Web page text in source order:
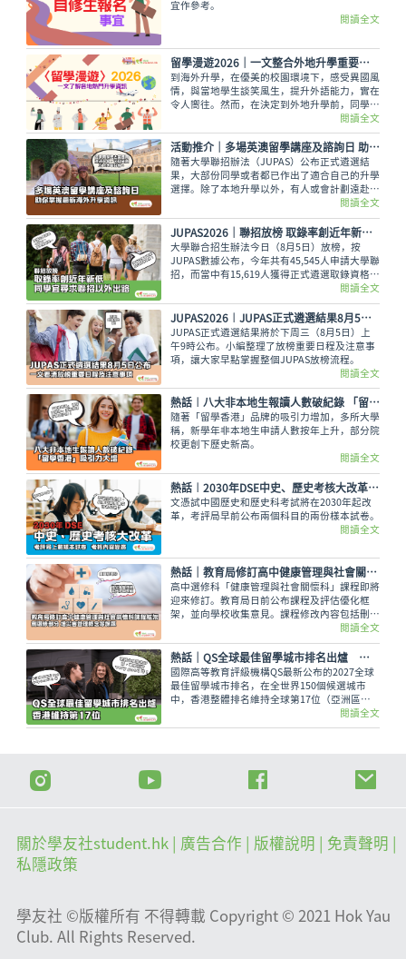
宜作參考。
閱讀全文
留學漫遊2026｜一文整合外地升學重要情報 留學資訊
到海外升學，在優美的校園環境下，感受異國風
情，與當地學生談笑風生，提升外語能力，實在
令人嚮往。然而，在決定到外地升學前，同學務
必考慮以下各項因素及留學資訊才作出決定，留
學漫遊為大家整合留學的重要資訊。
閱讀全文
活動推介｜多場英澳留學講座及諮詢日 助你掌握最新海外升學資訊
隨著大學聯招辦法（JUPAS）公布正式遴選結
果，大部份同學或者都已作出了適合自己的升學
選擇。除了本地升學以外，有人或會計劃遠赴外
地學習，而在這個8月便有多場英國及澳洲大學
的升學講座，除了介紹兩地熱門課程，也會簡介
簽證及生活費等重要資訊。
閱讀全文
JUPAS2026｜聯招放榜 取錄率創近年新低 同學宜尋求聯招以外出路
大學聯合招生辦法今日（8月5日）放榜，按
JUPAS數據公布，今年共有45,545人申請大學聯
招，而當中有15,619人獲得正式遴選取錄資格，
佔整體申請人數僅34.29%，創下近年新低。即
留意聯招以外的選擇呢。
閱讀全文
JUPAS2026︱JUPAS正式遴選結果8月5日公布 一文看清放榜重要日程及注意事項
JUPAS正式遴選結果將於下周三（8月5日）上
午9時公布。小編整理了放榜重要日程及注意事
項，讓大家早點掌握整個JUPAS放榜流程。
閱讀全文
熱話︱八大非本地生報讀人數破紀錄 「留學香港」吸引力大增
隨著「留學香港」品牌的吸引力增加，多所大學
稱，新學年非本地生申請人數按年上升，部分院
校更創下歷史新高。
閱讀全文
熱話︱2030年DSE中史、歷史考核大改革 考評局上載樣本試卷
文憑試中國歷史和歷史科考試將在2030年起改
革，考評局早前公布兩個科目的兩份樣本試卷。
閱讀全文
熱話｜教育局修訂高中健康管理與社會關懷科課程框架 刪選修單元 增災害管理概念等課題
高中選修科「健康管理與社會關懷科」課程即將
迎來修訂。教育局日前公布課程及評估優化框
架，並向學校收集意見。課程修改內容包括刪除
選修單元，刪減基因改造食物等議題，以及增加
災害管理概念等課題，修訂課程預計最快可於
2028/29 學年起在中四級逐級推行。
閱讀全文
熱話｜QS全球最佳留學城市排名出爐 香港維持第17位
國際高等教育評級機構QS最新公布的2027全球
最佳留學城市排名，在全世界150個候選城市
中，香港整體排名維持全球第17位（亞洲區第
閱讀全文
關於學友社student.hk | 廣告合作 | 版權說明
| 免責聲明 |
私隱政策
學友社 ©版權所有 不得轉載 Copyright © 2021 Hok Yau
Club. All Rights Reserved.